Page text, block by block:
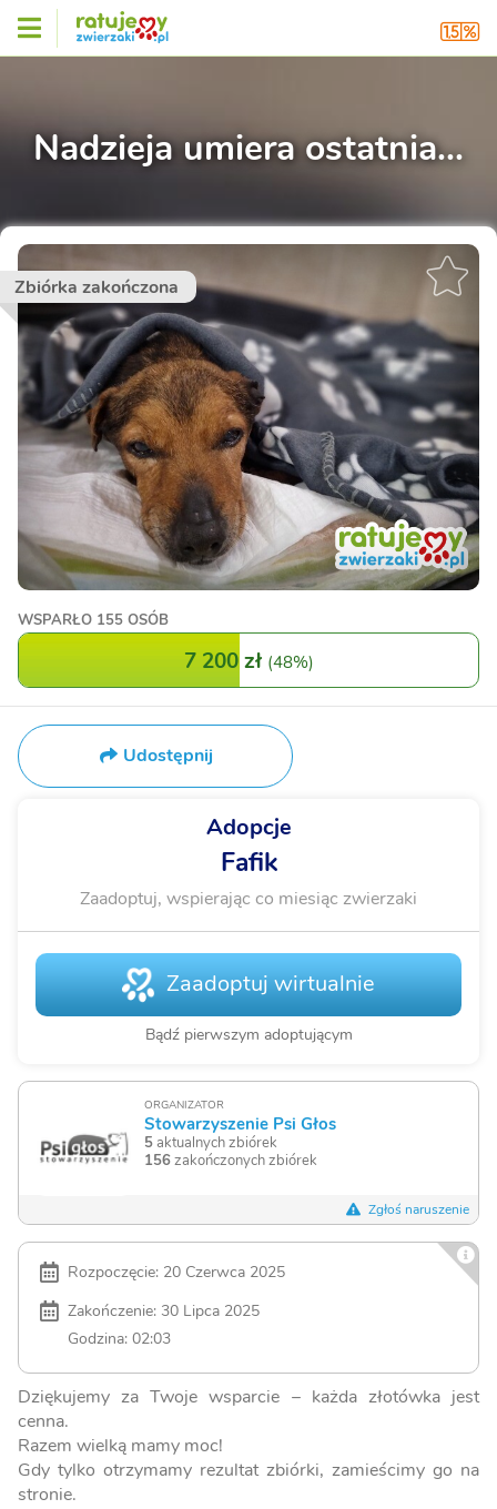
Nadzieja umiera ostatnia...
Zbiórka zakończona
WSPARŁO 155 OSÓB
7 200 zł (48%)
Udostępnij
Adopcje
Fafik
Zaadoptuj, wspierając co miesiąc zwierzaki
Zaadoptuj wirtualnie
Bądź pierwszym adoptującym
ORGANIZATOR
Stowarzyszenie Psi Głos
5aktualnych zbiórek
156zakończonych zbiórek
Zgłoś naruszenie
Rozpoczęcie: 20 Czerwca 2025
Zakończenie: 30 Lipca 2025
Godzina: 02:03
Dziękujemy za Twoje wsparcie – każda złotówka jest
cenna.
Razem wielką mamy moc!
Gdy tylko otrzymamy rezultat zbiórki, zamieścimy go na
stronie.